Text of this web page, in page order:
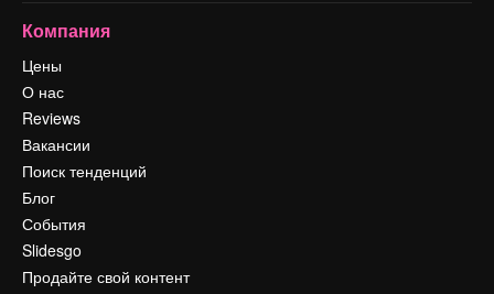
Компания
Цены
О нас
Reviews
Вакансии
Поиск тенденций
Блог
События
Slidesgo
Продайте свой контент